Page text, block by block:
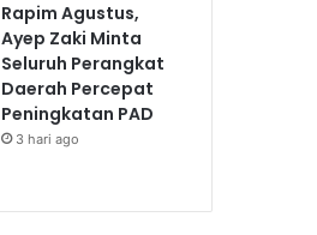
Rapim Agustus,
Ayep Zaki Minta
Seluruh Perangkat
Daerah Percepat
Peningkatan PAD
3 hari ago